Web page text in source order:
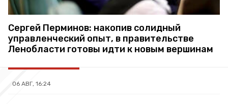
Сергей Перминов: накопив солидный
управленческий опыт, в правительстве
Ленобласти готовы идти к новым вершинам
06 АВГ, 16:24